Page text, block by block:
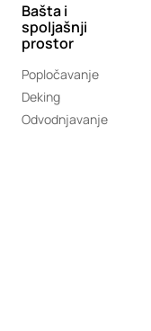
Bašta i
spoljašnji
prostor
Popločavanje
Deking
Odvodnjavanje